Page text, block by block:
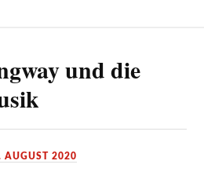
und die
AUGUST 2020